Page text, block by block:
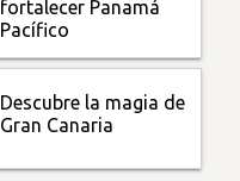
fortalecer Panamá
Pacífico
Descubre la magia de
Gran Canaria